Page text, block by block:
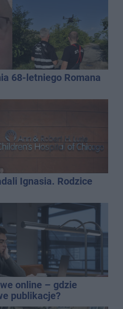
68-letniego Romana
Ignasia. Rodzice
online – gdzie
publikacje?